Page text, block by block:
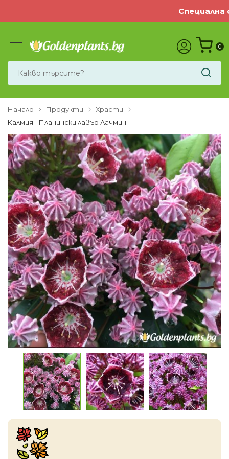
Специална
0
Начало Продукти
Храсти
Калмия - Планински лавър Лачмин